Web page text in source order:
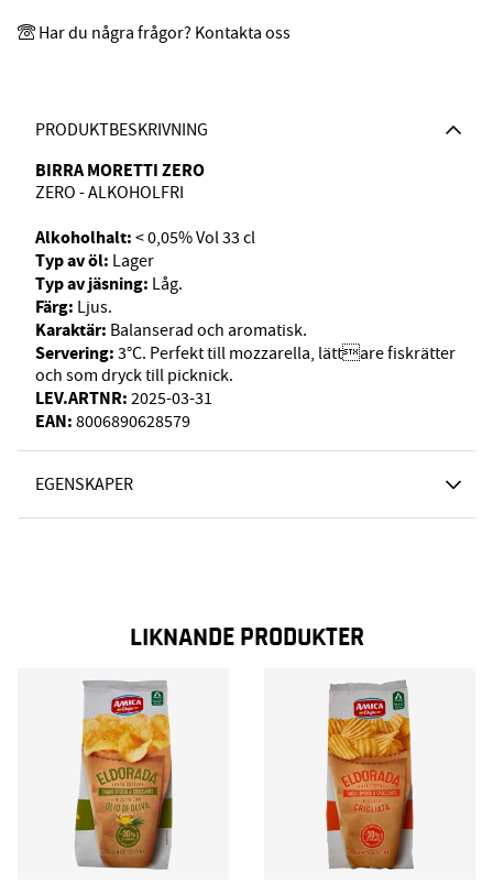
PRODUKTBESKRIVNING
BIRRA MORETTI ZERO
ZERO - ALKOHOLFRI
Alkoholhalt: < 0,05% Vol 33 cl
Typ av öl: Lager
Typ av jäsning: Låg.
Färg: Ljus.
Karaktär: Balanserad och aromatisk.
Servering: 3°C. Perfekt till mozzarella, lättare fiskrätter
och som dryck till picknick.
LEV.ARTNR: 2025-03-31
EAN: 8006890628579
EGENSKAPER
Har du några frågor? Kontakta oss
LIKNANDE PRODUKTER